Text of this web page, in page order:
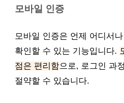
모바일 인증
모바일 인증은 언제 어디서
확인할 수 있는 기능입니다.
점은 편리함으로, 로그인 과
절약할 수 있습니다.